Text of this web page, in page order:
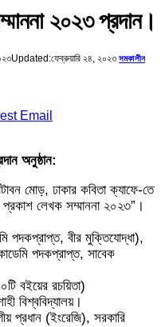
২০২৩ প্রদান।
Updated:ফেব্রুয়ারি ২৪, ২০২৩ সমকালীন
Email
অনুষ্ঠান:
মোড়, ঢাকার কবিতা ক্যাফে-তে
প্রকাশ লেখক সম্মাননা ২০২৩”।
পদকপ্রাপ্ত, বীর মুক্তিযোদ্ধা),
পদকপ্রাপ্ত, সাবেক
বইয়ের রচয়িতা)
বিশ্ববিদ্যালয়।
প্রধান (ইংরেজি), সরকারি